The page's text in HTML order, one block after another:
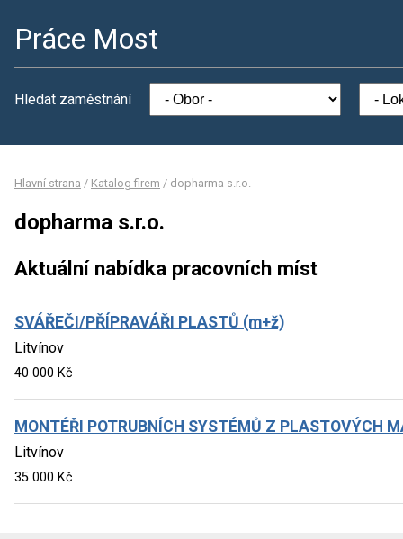
Práce Most
Hledat zaměstnání
Hlavní strana / Katalog firem / dopharma s.r.o.
dopharma s.r.o.
Aktuální nabídka pracovních míst
SVÁŘEČI/PŘÍPRAVÁŘI PLASTŮ (m+ž)
Litvínov
40 000 Kč
MONTÉŘI POTRUBNÍCH SYSTÉMŮ Z PLASTOVÝCH
Litvínov
35 000 Kč